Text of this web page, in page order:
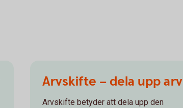
Arvskifte – dela upp arv
Arvskifte betyder att dela upp den